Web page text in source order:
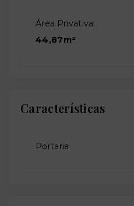
Área Privativa:
44,87m²
Características
Portaria